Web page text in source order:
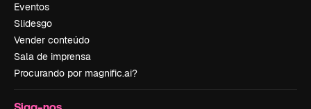
Eventos
Slidesgo
Vender conteúdo
Sala de imprensa
Procurando por magnific.ai?